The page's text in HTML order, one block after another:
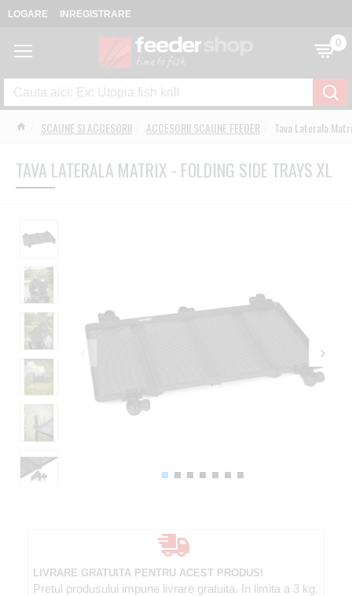
LOGARE INREGISTRARE
0
SCAUNE SI ACCESORII ACCESORII SCAUNE FEEDER Tava Laterala
TAVA LATERALA MATRIX - FOLDING SIDE TRAYS XL
LIVRARE GRATUITA PENTRU ACEST PRODUS!
Pretul produsului impune livrare gratuita. In limita a 3 kg.